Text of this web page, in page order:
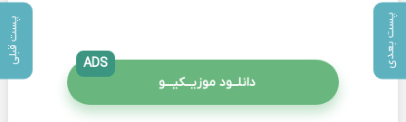
پست بعدی پست قبلی
دانلــود موزیــکیـــو
ADS